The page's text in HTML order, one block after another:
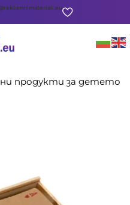
продукти за детето